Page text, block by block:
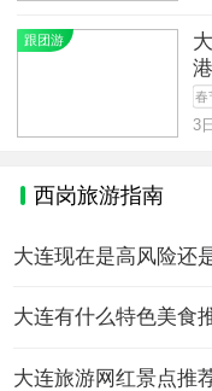
跟团游
春
3
西岗旅游指南
大连现在是高风险还
大连有什么特色美食
大连旅游网红景点推